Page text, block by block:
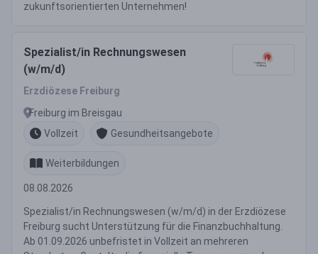
zukunftsorientierten Unternehmen!
Spezialist/in Rechnungswesen
(w/m/d)
Erzdiözese Freiburg
Freiburg im Breisgau
Vollzeit
Gesundheitsangebote
Weiterbildungen
08.08.2026
Spezialist/in Rechnungswesen (w/m/d) in der Erzdiözese
Freiburg sucht Unterstützung für die Finanzbuchhaltung.
Ab 01.09.2026 unbefristet in Vollzeit an mehreren